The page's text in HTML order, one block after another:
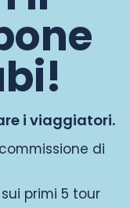
i viaggiatori.
di
primi 5 tour